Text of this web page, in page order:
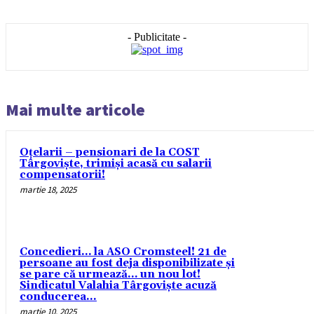
- Publicitate -
Mai multe articole
Oțelarii – pensionari de la COST
Târgoviște, trimiși acasă cu salarii
compensatorii!
martie 18, 2025
Concedieri… la ASO Cromsteel! 21 de
persoane au fost deja disponibilizate și
se pare că urmează… un nou lot!
Sindicatul Valahia Târgoviște acuză
conducerea...